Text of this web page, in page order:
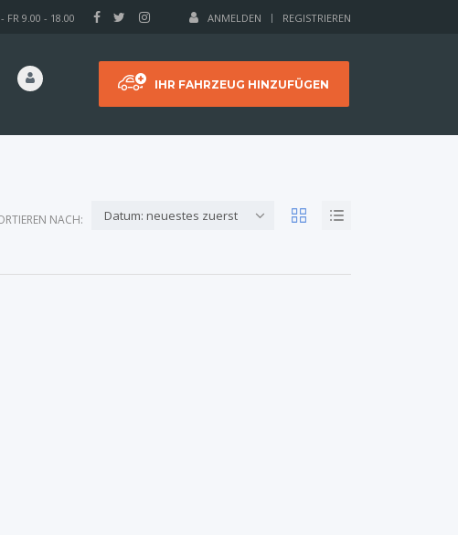
ANMELDEN REGISTRIEREN
FR 9.00 - 18.00
IHR FAHRZEUG HINZUFÜGEN
NACH: Datum: neuestes zuerst